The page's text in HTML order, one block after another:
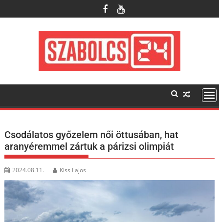
to
Csodálatos győzelem női öttusában, hat
aranyéremmel zártuk a párizsi olimpiát
2024.08.11. Kiss Lajos